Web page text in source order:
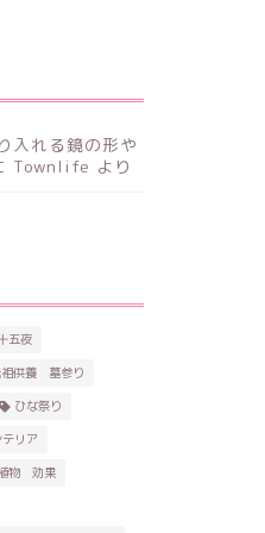
入れる鏡の形や
Townlife より
五夜
供養 墓参り
ひな祭り
リア
物 効果